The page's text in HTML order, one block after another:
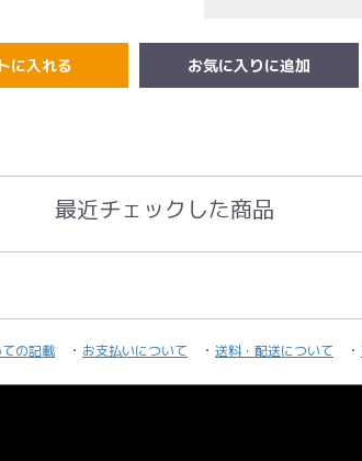
これからベースを
です!!
スペック
フィンガーボー
に入れる
最近チェックした商品
の記載 お支払いについて 送料・配送について